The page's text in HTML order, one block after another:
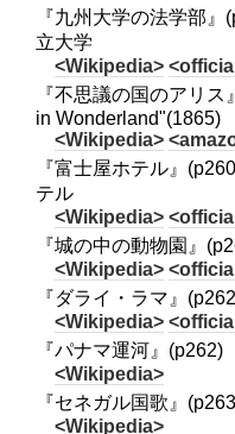
『九州大学の法学部
立大学
<Wikipedia>
『不思議の国のアリ
in Wonderland"(1865)
<Wikipedia>
『富士屋ホテル』
テル
<Wikipedia>
『城の中の動物園』
<Wikipedia>
『ダライ・ラマ』
<Wikipedia>
『パナマ運河』(p262)
<Wikipedia>
『セネガル国歌』
<Wikipedia>